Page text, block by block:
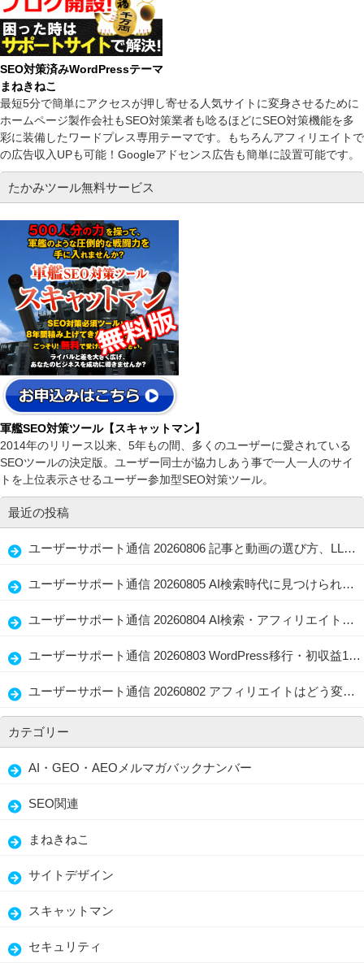
SEO対策済みWordPressテーマ
まねきねこ
最短5分で簡単にアクセスが押し寄せる人気サイトに変身させるために
ホームページ製作会社もSEO対策業者も唸るほどにSEO対策機能を多
彩に装備したワードプレス専用テーマです。もちろんアフィリエイトで
の広告収入UPも可能！Googleアドセンス広告も簡単に設置可能です。
たかみツール無料サービス
軍艦SEO対策ツール【スキャットマン】
2014年のリリース以来、5年もの間、多くのユーザーに愛されている
SEOツールの決定版。ユーザー同士が協力しあう事で一人一人のサイ
トを上位表示させるユーザー参加型SEO対策ツール。
最近の投稿
ユーザーサポート通信 20260806 記事と動画の選び方、LLMO・GEOで忘れない読者ファースト
ユーザーサポート通信 20260805 AI検索時代に見つけられる店舗情報と記事の整え方、生かし方
ユーザーサポート通信 20260804 AI検索・アフィリエイト・水着選びに共通する「伝わる情報設計」
ユーザーサポート通信 20260803 WordPress移行・初収益1万円・問い合わせ導線を見直すブログ改善術
ユーザーサポート通信 20260802 アフィリエイトはどう変わる？WordPress・AI Writer・経験者の強み
カテゴリー
AI・GEO・AEOメルマガバックナンバー
SEO関連
まねきねこ
サイトデザイン
スキャットマン
セキュリティ